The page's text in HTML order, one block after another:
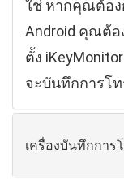
ใช่ หากคุณต้อ
Android คุณต้อ
ตั้ง
จะบันทึกการโ
เครื่องบันทึกการ